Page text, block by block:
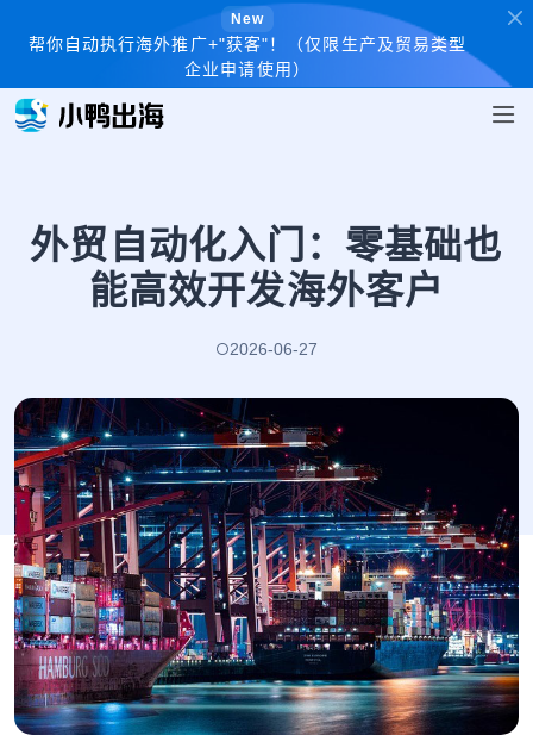
New
帮你自动执行海外推广+"获客"！（仅限生产及贸易类型
企业申请使用）
外贸自动化入门：零基础也
能高效开发海外客户
2026-06-27